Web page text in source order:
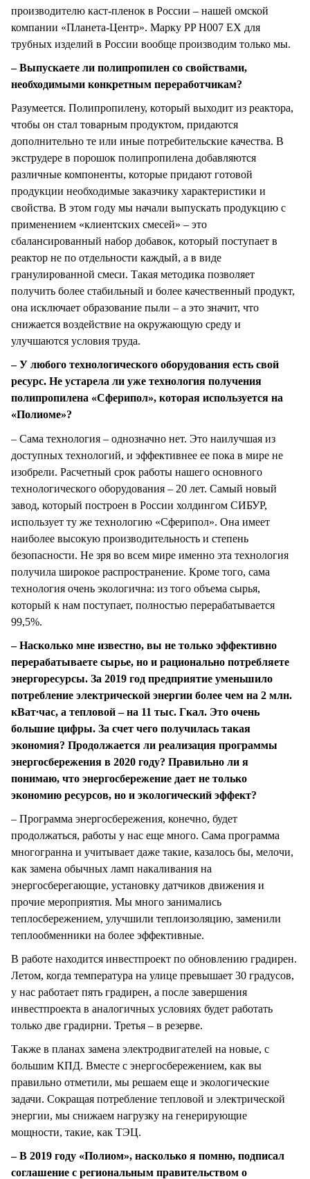
производителю каст-пленок в России – нашей омской
компании «Планета-Центр». Марку PP H007 ЕХ для
трубных изделий в России вообще производим только мы.
– Выпускаете ли полипропилен со свойствами,
необходимыми конкретным переработчикам?
Разумеется. Полипропилену, который выходит из реактора,
чтобы он стал товарным продуктом, придаются
дополнительно те или иные потребительские качества. В
экструдере в порошок полипропилена добавляются
различные компоненты, которые придают готовой
продукции необходимые заказчику характеристики и
свойства. В этом году мы начали выпускать продукцию с
применением «клиентских смесей» – это
сбалансированный набор добавок, который поступает в
реактор не по отдельности каждый, а в виде
гранулированной смеси. Такая методика позволяет
получить более стабильный и более качественный продукт,
она исключает образование пыли – а это значит, что
снижается воздействие на окружающую среду и
улучшаются условия труда.
– У любого технологического оборудования есть свой
ресурс. Не устарела ли уже технология получения
полипропилена «Сферипол», которая используется на
«Полиоме»?
– Сама технология – однозначно нет. Это наилучшая из
доступных технологий, и эффективнее ее пока в мире не
изобрели. Расчетный срок работы нашего основного
технологического оборудования – 20 лет. Самый новый
завод, который построен в России холдингом СИБУР,
использует ту же технологию «Сферипол». Она имеет
наиболее высокую производительность и степень
безопасности. Не зря во всем мире именно эта технология
получила широкое распространение. Кроме того, сама
технология очень экологична: из того объема сырья,
который к нам поступает, полностью перерабатывается
99,5%.
– Насколько мне известно, вы не только эффективно
перерабатываете сырье, но и рационально потребляете
энергоресурсы. За 2019 год предприятие уменьшило
потребление электрической энергии более чем на 2 млн.
кВат∙час, а тепловой – на 11 тыс. Гкал. Это очень
большие цифры. За счет чего получилась такая
экономия? Продолжается ли реализация программы
энергосбережения в 2020 году? Правильно ли я
понимаю, что энергосбережение дает не только
экономию ресурсов, но и экологический эффект?
– Программа энергосбережения, конечно, будет
продолжаться, работы у нас еще много. Сама программа
многогранна и учитывает даже такие, казалось бы, мелочи,
как замена обычных ламп накаливания на
энергосберегающие, установку датчиков движения и
прочие мероприятия. Мы много занимались
теплосбережением, улучшили теплоизоляцию, заменили
теплообменники на более эффективные.
В работе находится инвестпроект по обновлению градирен.
Летом, когда температура на улице превышает 30 градусов,
у нас работает пять градирен, а после завершения
инвестпроекта в аналогичных условиях будет работать
только две градирни. Третья – в резерве.
Также в планах замена электродвигателей на новые, с
большим КПД. Вместе с энергосбережением, как вы
правильно отметили, мы решаем еще и экологические
задачи. Сокращая потребление тепловой и электрической
энергии, мы снижаем нагрузку на генерирующие
мощности, такие, как ТЭЦ.
– В 2019 году «Полиом», насколько я помню, подписал
соглашение с региональным правительством о